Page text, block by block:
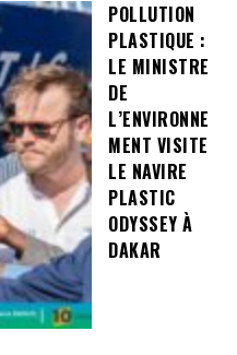
POLLUTION
PLASTIQUE :
LE MINISTRE
DE
L’ENVIRONNE
MENT VISITE
LE NAVIRE
PLASTIC
ODYSSEY À
DAKAR